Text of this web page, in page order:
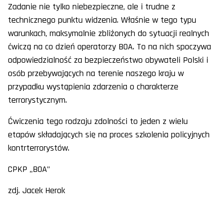
Zadanie nie tylko niebezpieczne, ale i trudne z
technicznego punktu widzenia. Właśnie w tego typu
warunkach, maksymalnie zbliżonych do sytuacji realnych
ćwiczą na co dzień operatorzy BOA. To na nich spoczywa
odpowiedzialność za bezpieczeństwo obywateli Polski i
osób przebywających na terenie naszego kraju w
przypadku wystąpienia zdarzenia o charakterze
terrorystycznym.
Ćwiczenia tego rodzaju zdolności to jeden z wielu
etapów składających się na proces szkolenia policyjnych
kontrterrorystów.
CPKP „BOA”
zdj. Jacek Herok